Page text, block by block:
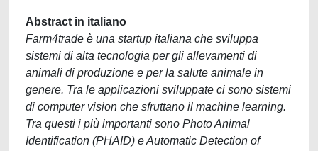
Abstract in italiano
Farm4trade è una startup italiana che sviluppa
sistemi di alta tecnologia per gli allevamenti di
animali di produzione e per la salute animale in
genere. Tra le applicazioni sviluppate ci sono sistemi
di computer vision che sfruttano il machine learning.
Tra questi i più importanti sono Photo Animal
Identification (PHAID) e Automatic Detection of